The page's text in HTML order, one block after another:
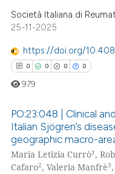
Società Italiana di
25-11-2025
https://doi.org/
0 0 0 0
Citing Publications
Supporting
979
PO:23:048 | Clinical
Italian Sjögren’s
geographic macro-
Maria Letizia Currò1,
Cafaro2, Valeria Manfrè3